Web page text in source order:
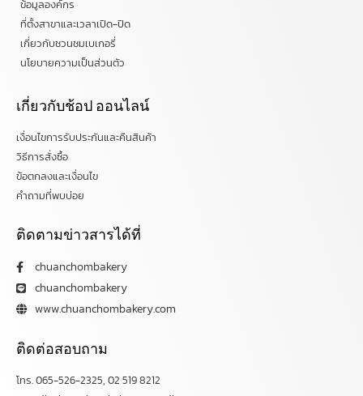
ข้อมูลองค์กร
ที่ตั้งสาขาและเวลาเปิด-ปิด
เกี่ยวกับชวนชมเบเกอรี่
นโยบายความเป็นส่วนตัว
เกี่ยวกับช้อป ออนไลน์
เงื่อนไขการรับประกันและคืนสินค้า
วิธีการสั่งซื้อ
ข้อตกลงและเงื่อนไข
คำถามที่พบบ่อย
ติดตามข่าวสารได้ที่
chuanchombakery
chuanchombakery
www.chuanchombakery.com
ติดต่อสอบถาม
โทร. 065-526-2325, 02 519 8212